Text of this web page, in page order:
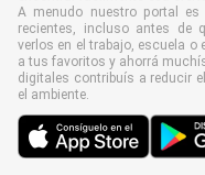
A menudo nuestro portal
recientes, incluso antes de
verlos en el trabajo, escuela o
a tus favoritos y ahorrá
digitales contribuís a reducir
el ambiente.